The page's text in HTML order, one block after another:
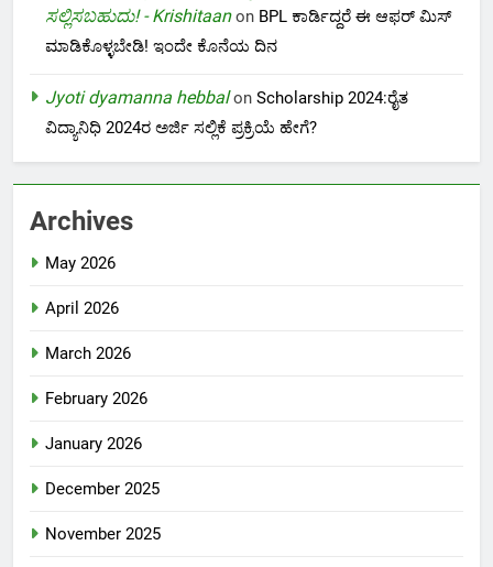
ಸಲ್ಲಿಸಬಹುದು! - Krishitaanon BPL ಕಾರ್ಡಿದ್ದರೆ ಈ ಆಫರ್ ಮಿಸ್
ಮಾಡಿಕೊಳ್ಳಬೇಡಿ! ಇಂದೇ ಕೊನೆಯ ದಿನ
Jyoti dyamanna hebbalon Scholarship 2024:ರೈತ
ವಿದ್ಯಾನಿಧಿ 2024ರ ಅರ್ಜಿ ಸಲ್ಲಿಕೆ ಪ್ರಕ್ರಿಯೆ ಹೇಗೆ?
Archives
May 2026
April 2026
March 2026
February 2026
January 2026
December 2025
November 2025